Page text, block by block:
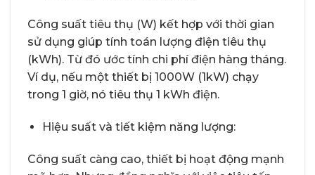
Công suất tiêu thụ (W) kết hợp với thời gian
sử dụng giúp tính toán lượng điện tiêu thụ
(kWh). Từ đó ước tính chi phí điện hàng tháng.
Ví dụ, nếu một thiết bị 1000W (1kW) chạy
trong 1 giờ, nó tiêu thụ 1 kWh điện.
Hiệu suất và tiết kiệm năng lượng:
Công suất càng cao, thiết bị hoạt động mạnh